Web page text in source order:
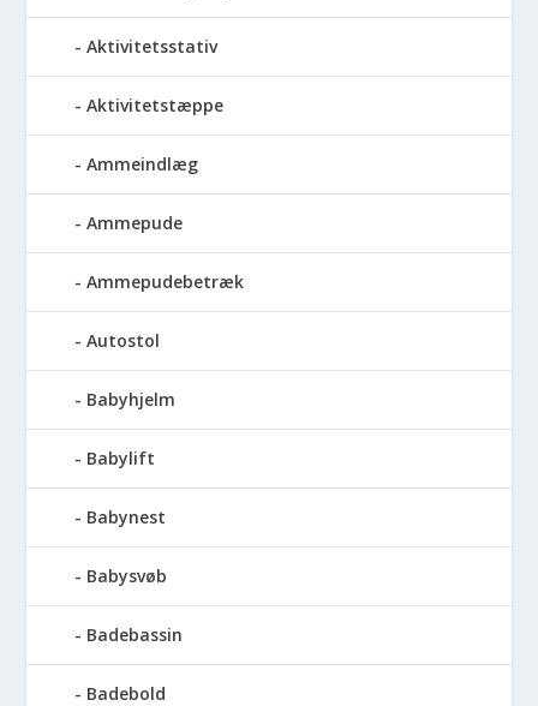
Aktivitetsstativ
Aktivitetstæppe
Ammeindlæg
Ammepude
Ammepudebetræk
Autostol
Babyhjelm
Babylift
Babynest
Babysvøb
Badebassin
Badebold